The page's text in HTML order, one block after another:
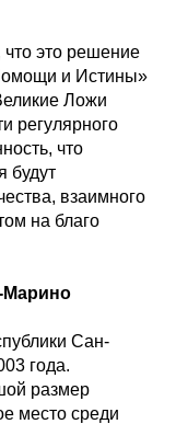
что это решение
и Истины»
Ложи
регулярного
что
будут
взаимного
на благо
Марино
Сан-
года.
размер
место среди